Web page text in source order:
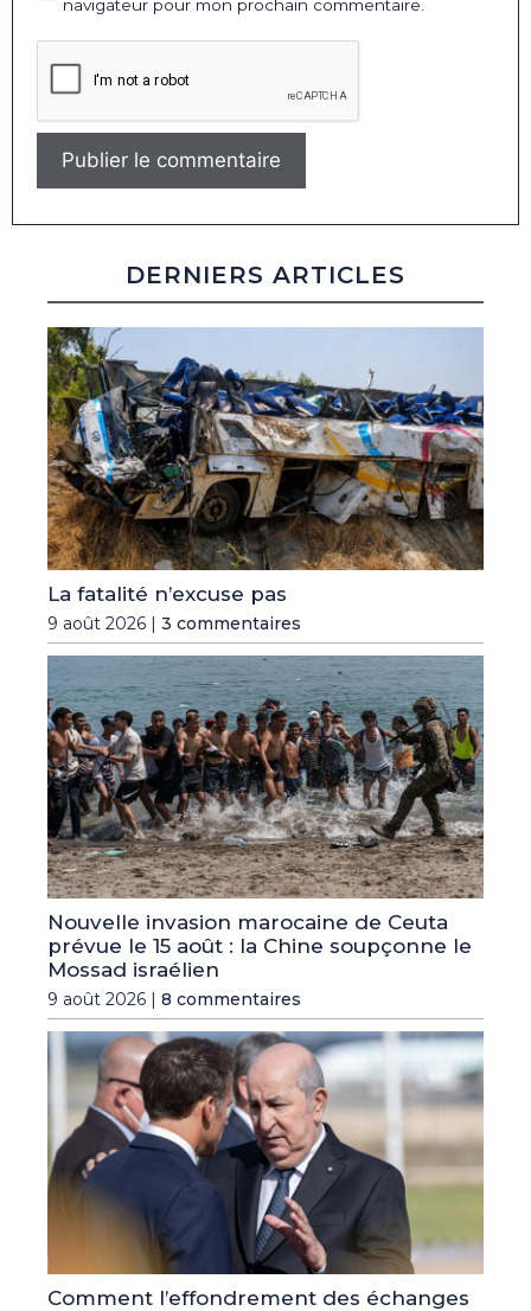
navigateur pour mon prochain commentaire.
DERNIERS ARTICLES
La fatalité n’excuse pas
9 août 2026 | 3 commentaires
Nouvelle invasion marocaine de Ceuta
prévue le 15 août : la Chine soupçonne le
Mossad israélien
9 août 2026 | 8 commentaires
Comment l’effondrement des échanges